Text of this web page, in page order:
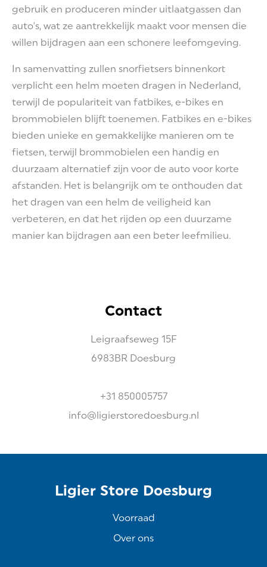
gebruik en produceren minder uitlaatgassen dan
auto's, wat ze aantrekkelijk maakt voor mensen die
willen bijdragen aan een schonere leefomgeving.
In samenvatting zullen snorfietsers binnenkort
verplicht een helm moeten dragen in Nederland,
terwijl de populariteit van fatbikes, e-bikes en
brommobielen blijft toenemen. Fatbikes en e-bikes
bieden unieke en gemakkelijke manieren om te
fietsen, terwijl brommobielen een handig en
duurzaam alternatief zijn voor de auto voor korte
afstanden. Het is belangrijk om te onthouden dat
het dragen van een helm de veiligheid kan
verbeteren, en dat het rijden op een duurzame
manier kan bijdragen aan een beter leefmilieu.
Contact
Leigraafseweg 15F
6983BR Doesburg
+31 850005757
info@ligierstoredoesburg.nl
Ligier Store Doesburg
Voorraad
Over ons